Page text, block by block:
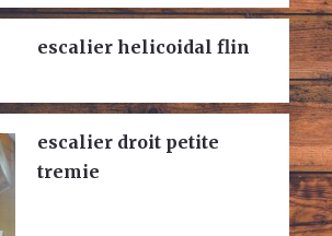
escalier helicoidal flin
escalier droit petite
tremie